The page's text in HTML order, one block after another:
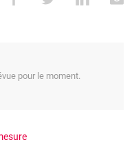
pour le moment.